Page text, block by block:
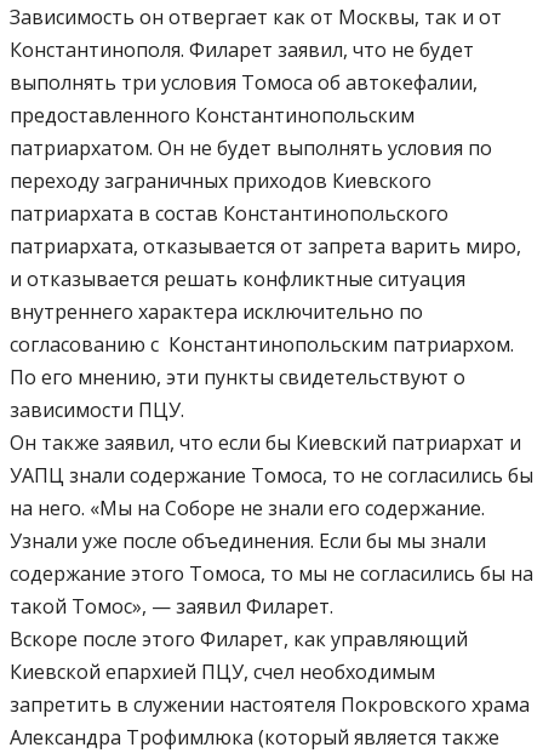
Зависимость он отвергает как от Москвы, так и от
Константинополя. Филарет заявил, что не будет
выполнять три условия Томоса об автокефалии,
предоставленного Константинопольским
патриархатом. Он не будет выполнять условия по
переходу заграничных приходов Киевского
патриархата в состав Константинопольского
патриархата, отказывается от запрета варить миро,
и отказывается решать конфликтные ситуация
внутреннего характера исключительно по
согласованию с Константинопольским патриархом.
По его мнению, эти пункты свидетельствуют о
зависимости ПЦУ.
Он также заявил, что если бы Киевский патриархат и
УАПЦ знали содержание Томоса, то не согласились бы
на него. «Мы на Соборе не знали его содержание.
Узнали уже после объединения. Если бы мы знали
содержание этого Томоса, то мы не согласились бы на
такой Томос», — заявил Филарет.
Вскоре после этого Филарет, как управляющий
Киевской епархией ПЦУ, счел необходимым
запретить в служении настоятеля Покровского храма
Александра Трофимлюка (который является также